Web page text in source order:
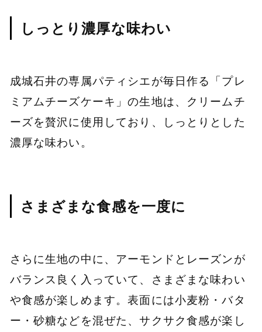
しっとり濃厚な味わい
成城石井の専属パティシエが毎日作る「プレ
ミアムチーズケーキ」の生地は、クリームチ
ーズを贅沢に使用しており、しっとりとした
濃厚な味わい。
さまざまな食感を一度に
さらに生地の中に、アーモンドとレーズンが
バランス良く入っていて、さまざまな味わい
や食感が楽しめます。表面には小麦粉・バタ
ー・砂糖などを混ぜた、サクサク食感が楽し